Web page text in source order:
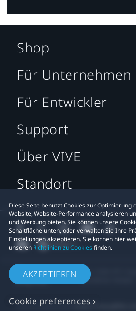
Diese Seite benutzt Cookies zur Optimierung
Website, Website-Performance analysieren
und Werbung bieten. Sie können unsere
Schaltfläche unten, oder verwalten Sie Ihre
Einstellungen akzeptieren. Sie können hier
unseren Richtlinien zu Cookiesfinden.
AKZEPTIEREN
Cookie preferences
Shop
Für Unternehmen
Für Entwickler
Support
Über VIVE
Standort
© 2011-2026 HTC
Rechtlicher Hinweis
Datenschutzkontakt: Global-Privacy@htc.com